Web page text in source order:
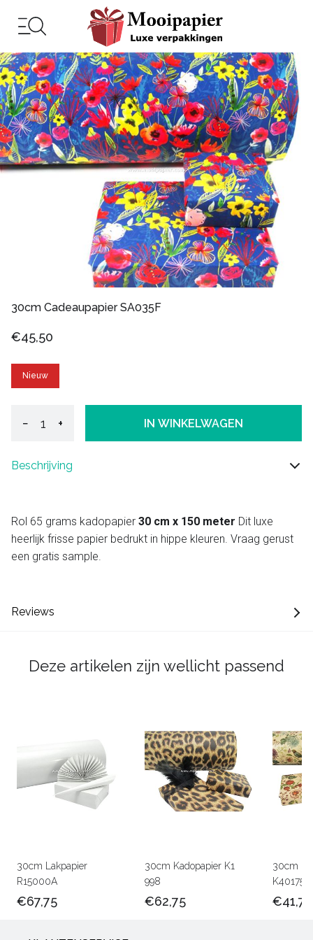
30cm Cadeaupapier SA035F
€45,50
Nieuw
− + IN WINKELWAGEN
Beschrijving
Rol 65 grams kadopapier 30 cm x 150 meter Dit luxe
heerlijk frisse papier bedrukt in hippe kleuren. Vraag gerust
een gratis sample.
Reviews
Deze artikelen zijn wellicht passend
30cm Lakpapier
R15000A
€67,75
30cm Kadopapier K1
998
€62,75
30cm
€41,75